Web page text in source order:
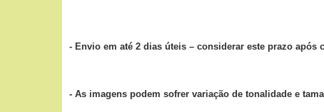
- Envio em até 2 dias úteis – considerar este prazo após
- As imagens podem sofrer variação de tonalidade e